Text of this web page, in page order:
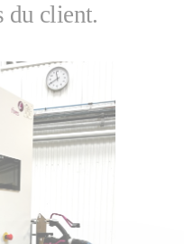
du client.